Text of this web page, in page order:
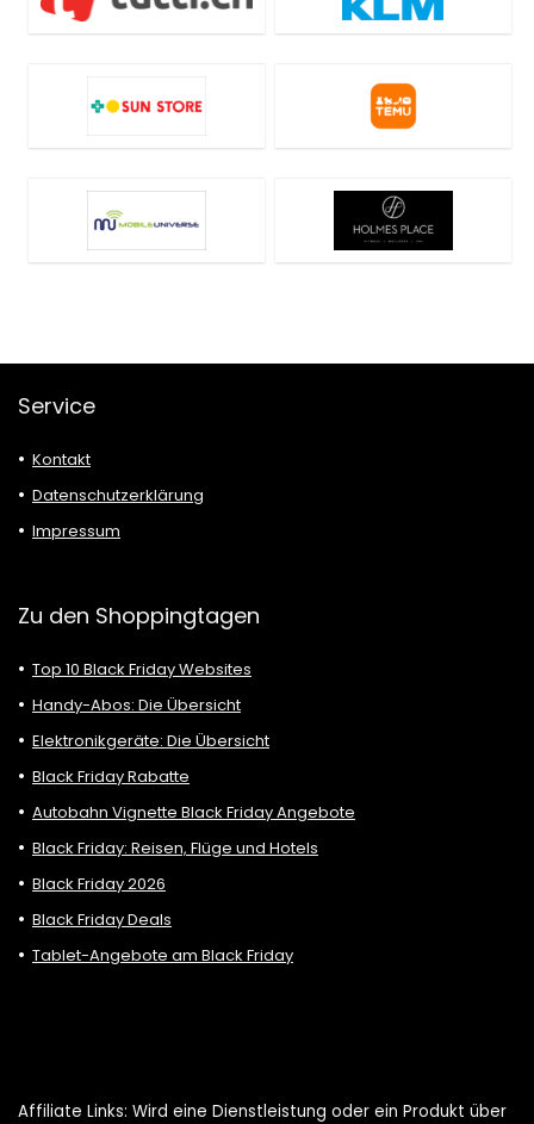
Service
Kontakt
Datenschutzerklärung
Impressum
Zu den Shoppingtagen
Top 10 Black Friday Websites
Handy-Abos: Die Übersicht
Elektronikgeräte: Die Übersicht
Black Friday Rabatte
Autobahn Vignette Black Friday Angebote
Black Friday: Reisen, Flüge und Hotels
Black Friday 2026
Black Friday Deals
Tablet-Angebote am Black Friday
Affiliate Links: Wird eine Dienstleistung oder ein Produkt über